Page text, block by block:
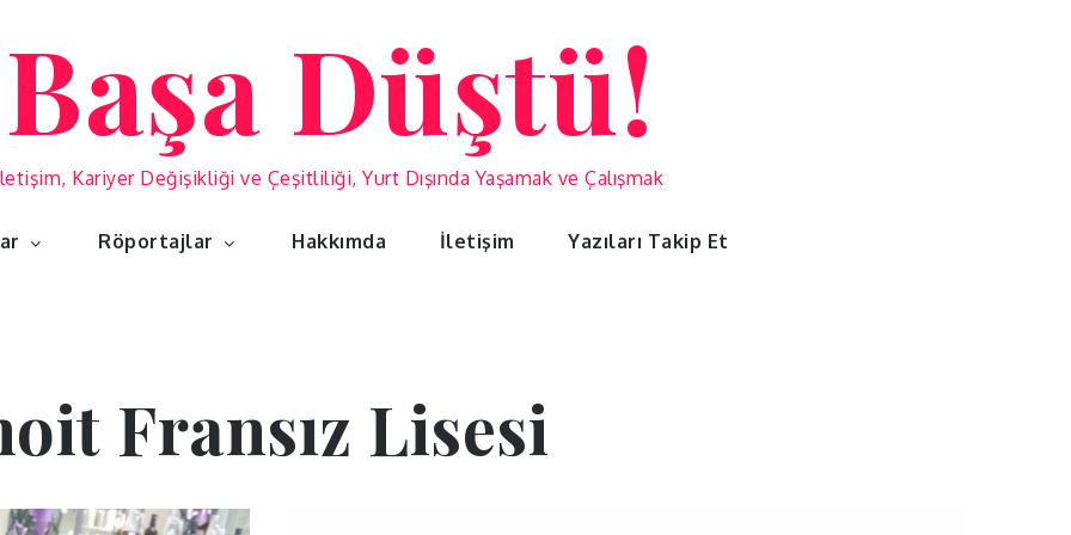
Düştü!
Kariyer Değişikliği ve Çeşitliliği, Yurt Dışında Yaşamak ve Çalışmak
Röportajlar Hakkımda İletişim Yazıları Takip Et
Fransız Lisesi